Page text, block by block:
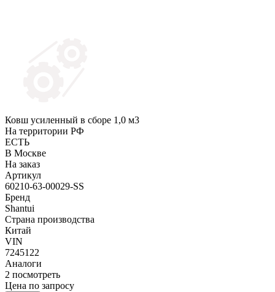
Ковш усиленный в сборе 1,0 м3
На территории РФ
ЕСТЬ
В Москве
На заказ
Артикул
60210-63-00029-SS
Бренд
Shantui
Страна производства
Китай
VIN
7245122
Аналоги
2 посмотреть
Цена по запросу